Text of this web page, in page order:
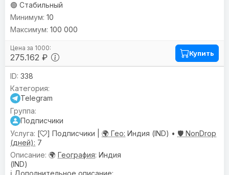
🟢 Стабильный
275.162 ₽
10
100 000
Купить
338
Telegram
Подписчики
[
] Подписчики | 🌍 Гео: Индия (IND) • 🛡️ NonDrop
(дней): 7
🌍 География: Индия
(IND)
ℹ️ Дополнительное описание: